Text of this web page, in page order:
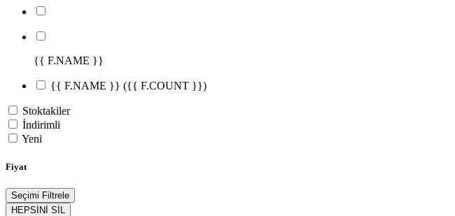
{{ F.NAME }}
{{ F.NAME }} ({{ F.COUNT }})
Stoktakiler
İndirimli
Yeni
Fiyat
Seçimi Filtrele
HEPSİNİ SİL